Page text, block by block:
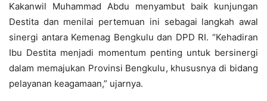
Kakanwil Muhammad Abdu menyambut baik kunjungan
Destita dan menilai pertemuan ini sebagai langkah awal
sinergi antara Kemenag Bengkulu dan DPD RI. “Kehadiran
Ibu Destita menjadi momentum penting untuk bersinergi
dalam memajukan Provinsi Bengkulu, khususnya di bidang
pelayanan keagamaan,” ujarnya.